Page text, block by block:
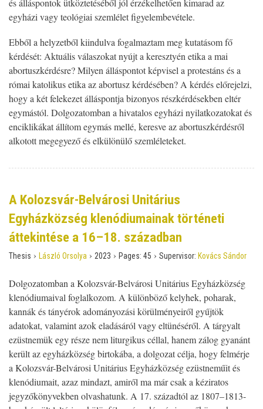
egyházi vagy teológiai szemlélet figyelembevétele.
Ebből a helyzetből kiindulva fogalmaztam meg kutatásom fő
kérdését: Aktuális válaszokat nyújt a keresztyén etika a mai
abortuszkérdésre? Milyen álláspontot képvisel a protestáns és a
római katolikus etika az abortusz kérdésében? A kérdés előrejelzi,
hogy a két felekezet álláspontja bizonyos részkérdésekben eltér
egymástól. Dolgozatomban a hivatalos egyházi nyilatkozatokat és
enciklikákat állítom egymás mellé, keresve az abortuszkérdésről
alkotott megegyező és elkülönülő szemléleteket.
A Kolozsvár-Belvárosi Unitárius
Egyházközség klenódiumainak történeti
áttekintése a 16–18. században
Thesis › László Orsolya › 2023 › Pages: 45 › Supervisor: Kovács Sándor
Dolgozatomban a Kolozsvár-Belvárosi Unitárius Egyházközség
klenódiumaival foglalkozom. A különböző kelyhek, poharak,
kannák és tányérok adományozási körülményeiről gyűjtök
adatokat, valamint azok eladásáról vagy eltünéséről. A tárgyalt
ezüstnemük egy része nem liturgikus céllal, hanem zálog gyanánt
került az egyházközség birtokába, a dolgozat célja, hogy felmérje
a Kolozsvár-Belvárosi Unitárius Egyházközség ezüstneműit és
klenódiumait, azaz mindazt, amiről ma már csak a kéziratos
jegyzőkönyvekben olvashatunk. A 17. századtól az 1807–1813-